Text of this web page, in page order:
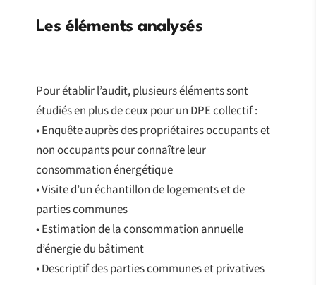
Les éléments analysés
Pour établir l’audit, plusieurs éléments sont
étudiés en plus de ceux pour un DPE collectif :
• Enquête auprès des propriétaires occupants et
non occupants pour connaître leur
consommation énergétique
• Visite d’un échantillon de logements et de
parties communes
• Estimation de la consommation annuelle
d’énergie du bâtiment
• Descriptif des parties communes et privatives